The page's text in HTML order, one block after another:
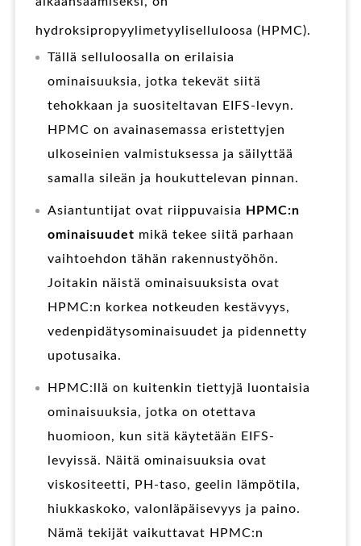
hydroksipropyylimetyyliselluloosa (HPMC).
Tällä selluloosalla on erilaisia
ominaisuuksia, jotka tekevät siitä
tehokkaan ja suositeltavan EIFS-levyn.
HPMC on avainasemassa eristettyjen
ulkoseinien valmistuksessa ja säilyttää
samalla sileän ja houkuttelevan pinnan.
Asiantuntijat ovat riippuvaisia
HPMC:n
ominaisuudet mikä tekee siitä parhaan
vaihtoehdon tähän rakennustyöhön.
Joitakin näistä ominaisuuksista ovat
HPMC:n korkea notkeuden kestävyys,
vedenpidätysominaisuudet ja pidennetty
upotusaika.
HPMC:llä on kuitenkin tiettyjä luontaisia
ominaisuuksia, jotka on otettava
huomioon, kun sitä käytetään EIFS-
levyissä. Näitä ominaisuuksia ovat
viskositeetti, PH-taso, geelin lämpötila,
hiukkaskoko, valonläpäisevyys ja paino.
Nämä tekijät vaikuttavat HPMC:n